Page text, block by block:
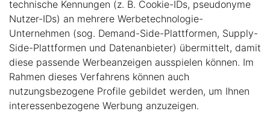
technische Kennungen (z. B. Cookie-IDs, pseudonyme
Nutzer-IDs) an mehrere Werbetechnologie-
Unternehmen (sog. Demand-Side-Plattformen, Supply-
Side-Plattformen und Datenanbieter) übermittelt, damit
diese passende Werbeanzeigen ausspielen können. Im
Rahmen dieses Verfahrens können auch
nutzungsbezogene Profile gebildet werden, um Ihnen
interessenbezogene Werbung anzuzeigen.